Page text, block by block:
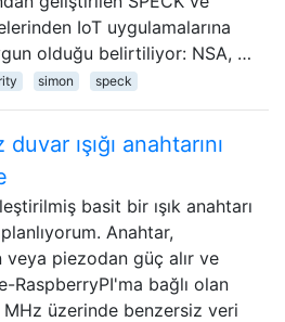
IoT uygulamalarına
olduğu belirtiliyor: NSA, …
simon speck
ışığı anahtarını
basit bir ışık anahtarı
Anahtar,
veya piezodan güç alır ve
RaspberryPI'ma bağlı olan
MHz üzerinde benzersiz veri